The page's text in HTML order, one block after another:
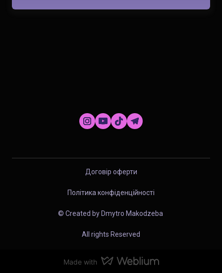
Договір оферти
Політика конфіденційності
© Created by Dmytro Makodzeba
All rights Reserved
Made with